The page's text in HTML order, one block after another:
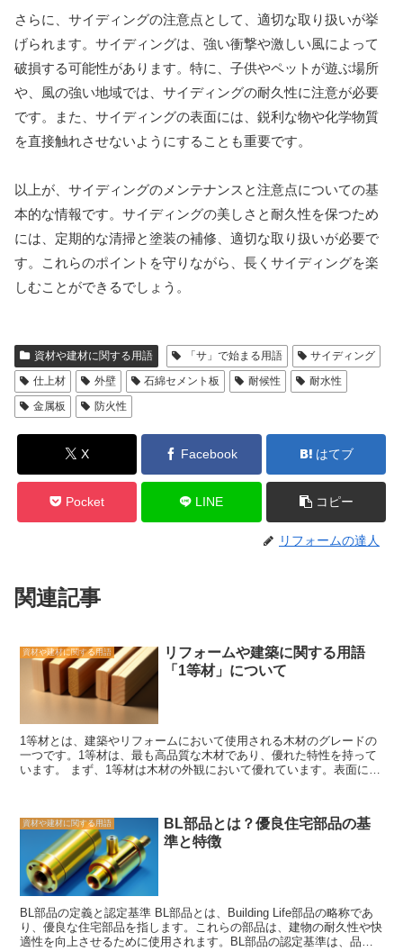
さらに、サイディングの注意点として、適切な取り扱いが挙
げられます。サイディングは、強い衝撃や激しい風によって
破損する可能性があります。特に、子供やペットが遊ぶ場所
や、風の強い地域では、サイディングの耐久性に注意が必要
です。また、サイディングの表面には、鋭利な物や化学物質
を直接触れさせないようにすることも重要です。
以上が、サイディングのメンテナンスと注意点についての基
本的な情報です。サイディングの美しさと耐久性を保つため
には、定期的な清掃と塗装の補修、適切な取り扱いが必要で
す。これらのポイントを守りながら、長くサイディングを楽
しむことができるでしょう。
資材や建材に関する用語 「サ」で始まる用語
サイディング
仕上材
外壁 石綿セメント板 耐候性
耐水性
金属板
防火性
X Facebook はてブ
Pocket LINE コピー
リフォームの達人
関連記事
資材や建材に関する用語
リフォームや建築に関する用語
「1等材」について
1等材とは、建築やリフォームにおいて使用される木材のグレードの
一つです。1等材は、最も高品質な木材であり、優れた特性を持って
います。 まず、1等材は木材の外観において優れています。表面には
とで、建物やリフォームの仕上がりに高級感や上質さを与えることが
できます。 さらに、1等材は耐久性にも優れています。木材は自然素
材であり、経年劣化や虫害のリスクがありますが、1等材はその中で
も最も耐久性が高いとされています。そのため、長期間にわたって美
しい状態を保つことができます。 また、1等材は加工性にも優れてい
ます。木材は加工が比較的容易であり、様々な形状やサイズに加工す
ることができますが、1等材はその中でも加工しやすいとされていま
す。これにより、建築やリフォームの際に、デザイン性や機能性を追
求することができます。 ただし、1等材は他のグレードの木材に比べ
て価格が高い傾向にあります。そのため、予算に制約のある場合や、
資材や建材に関する用語
BL部品とは？優良住宅部品の基
準と特徴
BL部品の定義と認定基準 BL部品とは、Building Life部品の略称であ
り、優良な住宅部品を指します。これらの部品は、建物の耐久性や快
適性を向上させるために使用されます。BL部品の認定基準は、品